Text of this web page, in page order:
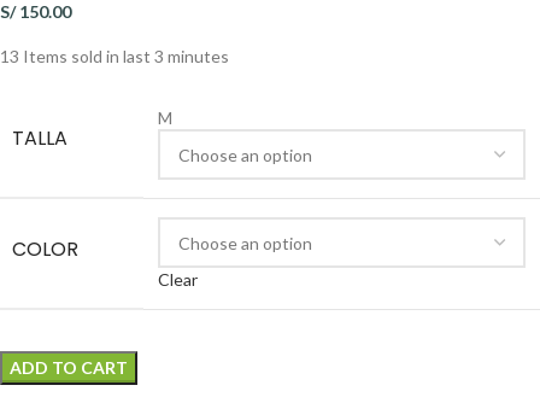
S/150.00
13 Items sold in last 3 minutes
TALLA
M
COLOR
Clear
ADD TO CART